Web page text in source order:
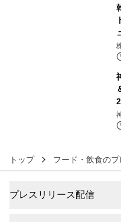
トップ フード・飲食の
プレスリリース配信